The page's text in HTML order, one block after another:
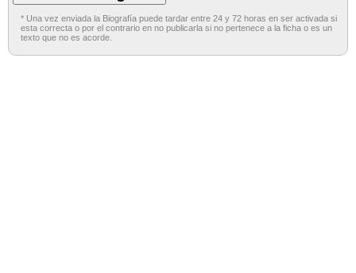
* Una vez enviada la Biografía puede tardar entre 24 y 72 horas en ser activada si
esta correcta o por el contrario en no publicarla si no pertenece a la ficha o es un
texto que no es acorde.